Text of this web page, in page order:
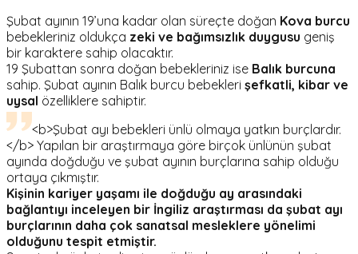
Şubat ayının 19’una kadar olan süreçte doğan Kova burcu
bebekleriniz oldukça zeki ve bağımsızlık duygusu geniş
bir karaktere sahip olacaktır.
19 Şubattan sonra doğan bebekleriniz ise Balık burcuna
sahip. Şubat ayının Balık burcu bebekleri şefkatli, kibar ve
uysal özelliklere sahiptir.
<b>Şubat ayı bebekleri ünlü olmaya yatkın burçlardır.
</b> Yapılan bir araştırmaya göre birçok ünlünün şubat
ayında doğduğu ve şubat ayının burçlarına sahip olduğu
ortaya çıkmıştır.
Kişinin kariyer yaşamı ile doğduğu ay arasındaki
bağlantıyı inceleyen bir İngiliz araştırması da şubat ayı
burçlarının daha çok sanatsal mesleklere yönelimi
olduğunu tespit etmiştir.